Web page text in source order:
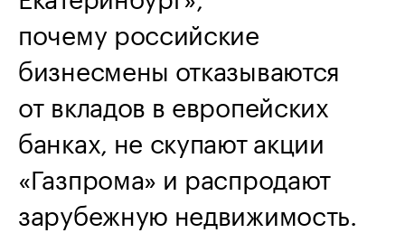
почему российские
бизнесмены отказываются
от вкладов в европейских
банках, не скупают акции
«Газпрома» и распродают
зарубежную недвижимость.